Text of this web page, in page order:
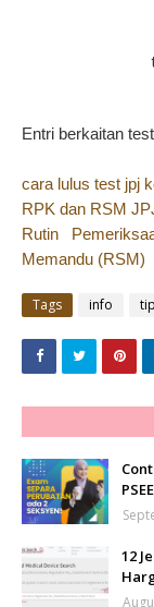
Entri berkaitan
cara lulus test jpj
RPK dan RSM
Rutin
Memandu (RSM)
Tags info
12